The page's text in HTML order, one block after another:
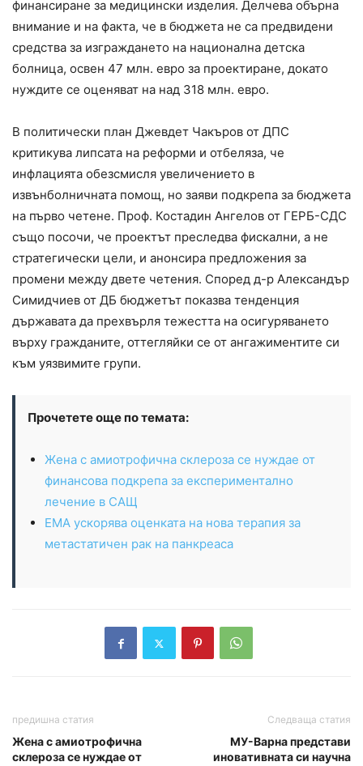
финансиране за медицински изделия. Делчева обърна
внимание и на факта, че в бюджета не са предвидени
средства за изграждането на национална детска
болница, освен 47 млн. евро за проектиране, докато
нуждите се оценяват на над 318 млн. евро.
В политически план Джевдет Чакъров от ДПС
критикува липсата на реформи и отбеляза, че
инфлацията обезсмисля увеличението в
извънболничната помощ, но заяви подкрепа за бюджета
на първо четене. Проф. Костадин Ангелов от ГЕРБ-СДС
също посочи, че проектът преследва фискални, а не
стратегически цели, и анонсира предложения за
промени между двете четения. Според д-р Александър
Симидчиев от ДБ бюджетът показва тенденция
държавата да прехвърля тежестта на осигуряването
върху гражданите, оттегляйки се от ангажиментите си
към уязвимите групи.
Прочетете още по темата:
Жена с амиотрофична склероза се нуждае от
финансова подкрепа за експериментално
лечение в САЩ
ЕМА ускорява оценката на нова терапия за
метастатичен рак на панкреаса
предишна статия
Жена с амиотрофична
склероза се нуждае от
Следваща статия
МУ-Варна представи
иновативната си научна